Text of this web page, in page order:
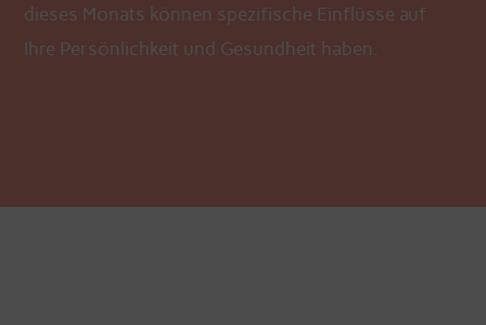
dieses Monats können spezifische Einflüsse auf
Ihre Persönlichkeit und Gesundheit haben.